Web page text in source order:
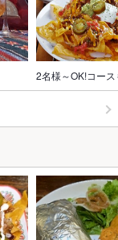
2名様～OK!コー